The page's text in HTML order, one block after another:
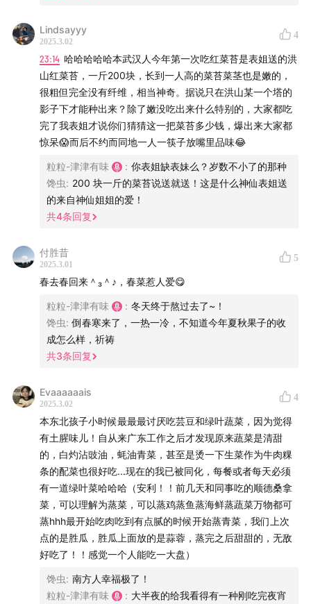
品。
【制作团队】
后期 / 卷圈
运营 / Sand, 卷圈
监制 / 姝琦
封面 / 姝琦@midjourney
产品统筹 / bobo
【联系我们】
来说十分重要。欢迎添加津津乐道小助手微信：
dao160301，加入听友群
【关于「津津有味」】
热爱生活的吃货们，不得不在信息爆炸的时代左奔右突，
在满是陷阱雷区的韭菜地里辛苦摸索，所以，当你发现并
之一。
​​讲原理我们专业，讲技巧我们擅长。运动营养师、食品博
士、健身教练三强联手，讲一讲饮食男女关心的健康生
活、食品安全、运动营养、科学减肥的硬道理，聊一聊与
口味、习惯、偏爱、禁忌、困惑、执念有关的食事。
​​识食务者为俊杰，让你听得津津有味，就是「津津有味」
每一期的意义。
【关于「津津乐道播客网络」】
Lindsayyy
2025.3.02
4
23:14 哈哈哈哈哈本武汉人今年第一次吃红菜苔是表姐送的洪
山红菜苔，一斤200块，长到一人高的菜苔菜茎也是嫩的，
很粗但完全没有纤维，相当神奇。据说只在洪山某一个塔的
影子下才能种出来？除了嫩没吃出来什么特别的，大家都吃
完了我表姐才说你们猜猜这一把菜苔多少钱，爆出来大家都
惊呆😱而后不约而同地一人一筷子放嘴里品味😂
粒粒-津津有味 : 你表姐缺表妹么？岁数不小了的那种
馋虫: 200 块一斤的菜苔说送就送！这是什么神仙表姐送
的来自神仙姐姐的爱！
共4条回复
付胜昔
2025.3.01
5
春去春回来＾₃＾♪，春菜惹人爱😋
粒粒-津津有味 : 冬天终于熬过去了~！
馋虫: 倒春寒来了，一热一冷，不知道今年夏秋果子的收
成怎么样，祈祷
共3条回复
Evaaaaaais
2025.3.02
4
本东北孩子小时候最最最讨厌吃芸豆和绿叶蔬菜，因为觉得
有土腥味儿！自从来广东工作之后才发现原来蔬菜是清甜
的，白灼沾豉油，蚝油青菜，甚至是烫一下生菜作为牛肉粿
条的配菜也很好吃...现在的我已被同化，每餐或者每天必须
有一道绿叶菜哈哈哈（安利！！前几天和同事吃的顺德桑拿
菜，可以理解为蒸菜，可以蒸鸡蒸鱼蒸海鲜蒸蔬菜万物都可
蒸hhh最开始吃肉吃到有点腻的时候开始蒸青菜，我们上次
点的是胜瓜，胜瓜上面放的是蒜蓉，蒸完之后甜甜的，无敌
好吃了！！感觉一个人能吃一大盘）
馋虫: 南方人幸福极了！
粒粒-津津有味
: 大半夜的给我看得有一种刚吃完夜宵